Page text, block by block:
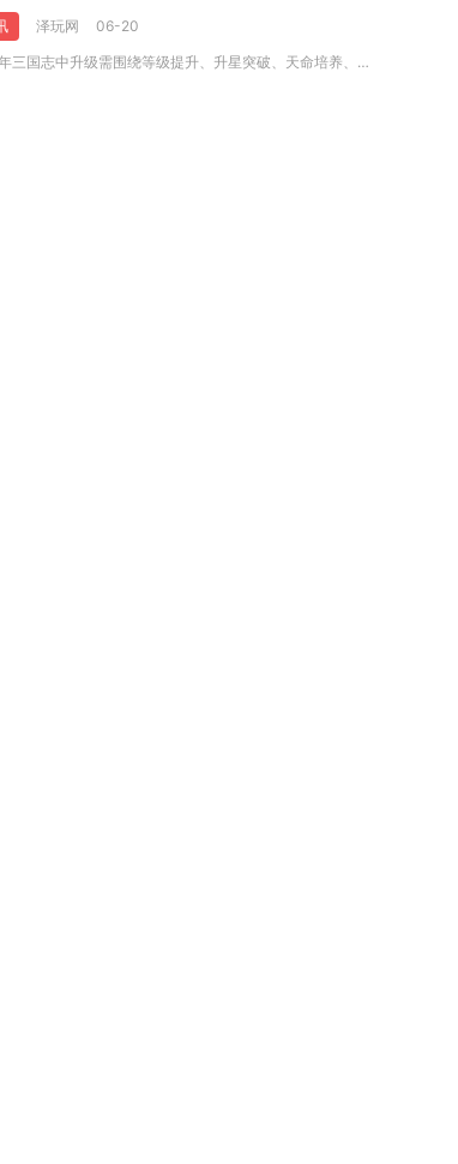
均会产生各类资源消耗与隐性养成损耗，不存在全程零消耗、
泽玩网
06-20
蒋红在少年三国志中升级需围绕等级提升、升星突破、天命培养、资...